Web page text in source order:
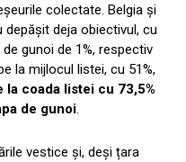
colectate. Belgia și
deja obiectivul, cu
gunoi de 1%, respectiv
la mijlocul listei, cu 51%,
la coada listei cu 73,5%
de gunoi.
vestice și, deși țara